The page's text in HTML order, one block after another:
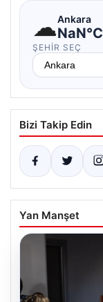
☁Ankara
NaN°C
ŞEHIR SEÇ
Bizi Takip Edin
Yan Manşet